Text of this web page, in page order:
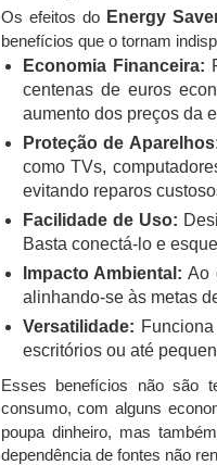
Os efeitos do Energy
benefícios que o tornam
Economia Financeira:
centenas de euros
aumento dos preços da
Proteção de
como TVs,
evitando reparos
Facilidade de Uso:
Basta conectá-lo e
Impacto Ambiental: Ao
alinhando-se às metas
Versatilidade:
escritórios ou até
Esses benefícios não são
consumo, com alguns
poupa dinheiro, mas
dependência de fontes não